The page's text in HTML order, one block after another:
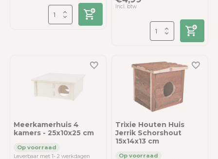
Incl. btw
Meerkamerhuis 4
kamers - 25x10x25 cm
Leverbaar met 1- 2 werkdagen
Trixie Houten Huis
Jerrik Schorshout
15x14x13 cm